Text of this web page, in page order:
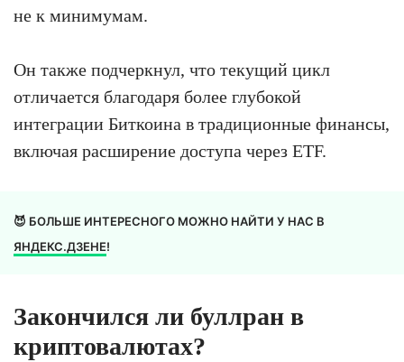
не к минимумам.
Он также подчеркнул, что текущий цикл
отличается благодаря более глубокой
интеграции Биткоина в традиционные финансы,
включая расширение доступа через ETF.
😈 БОЛЬШЕ ИНТЕРЕСНОГО МОЖНО НАЙТИ У НАС В
ЯНДЕКС.ДЗЕНЕ!
Закончился ли буллран в
криптовалютах?